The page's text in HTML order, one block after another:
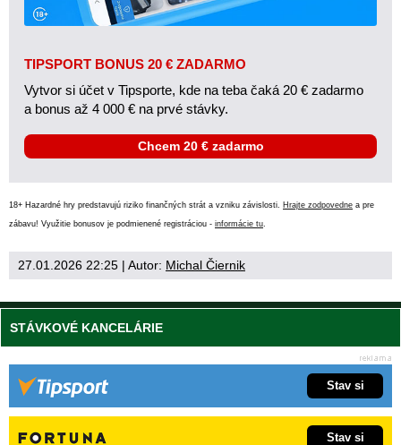
TIPSPORT BONUS 20 € ZADARMO
Vytvor si účet v Tipsporte, kde na teba čaká 20 € zadarmo
a bonus až 4 000 € na prvé stávky.
Chcem 20 € zadarmo
18+ Hazardné hry predstavujú riziko finančných strát a vzniku závislosti. Hrajte zodpovedne a pre
zábavu! Využitie bonusov je podmienené registráciou - informácie tu
27.01.2026 22:25 | Autor: Michal Čiernik
STÁVKOVÉ KANCELÁRIE
Stav si
Stav si